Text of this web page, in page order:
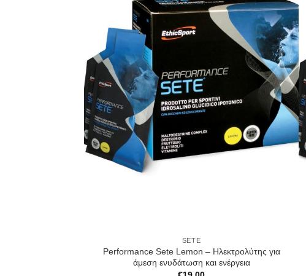
SETE
Performance Sete Lemon – Ηλεκτρολύτης για
άμεση ενυδάτωση και ενέργεια